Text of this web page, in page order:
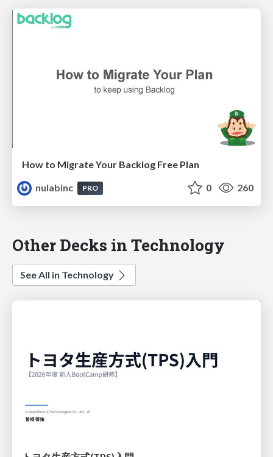
How to Migrate Your Backlog Free Plan
nulabinc
PRO 0 260
Other Decks in Technology
See All in Technology